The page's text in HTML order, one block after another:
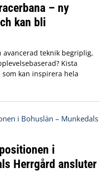
– ny
kan bli
avancerad teknik begriplig,
Kista
kan inspirera hela
i
Herrgård ansluter